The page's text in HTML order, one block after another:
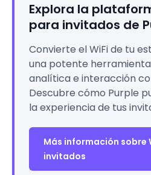
Explora la
para invitados de
Convierte el WiFi de tu
una potente
analítica e interacción
Descubre cómo Purple
la experiencia de tus
Más información sobre
invitados